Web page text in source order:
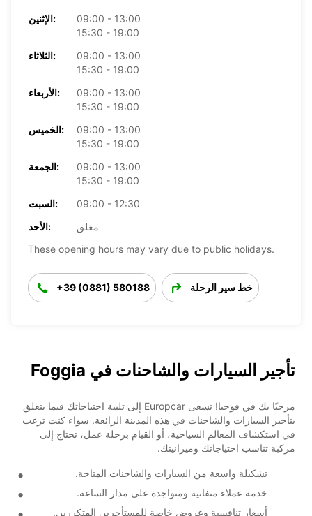
الإثنين:
09:00 - 13:00
15:30 - 19:00
الثلاثاء:
09:00 - 13:00
15:30 - 19:00
الأربعاء:
09:00 - 13:00
15:30 - 19:00
الخميس:
09:00 - 13:00
15:30 - 19:00
الجمعة:
09:00 - 13:00
15:30 - 19:00
السبت:
09:00 - 12:30
الأحد:
مغلق
These opening hours may vary due to public holidays.
+39 (0881) 580188 خط سير الرحلة
تأجير السيارات والشاحنات في Foggia
مرحبًا بك في فوجيا! تسعى Europcar إلى تلبية احتياجاتك فيما يتعلق
بتأجير السيارات والشاحنات في هذه المدينة الرائعة. سواء كنت ترغب
في استكشاف المعالم السياحية، أو القيام برحلة عمل، تحتاج إلى
مركبة تناسب احتياجاتك وميزانيتك.
تشكيلة واسعة من السيارات والشاحنات المتاحة.
خدمة عملاء متفانية ومتواجدة على مدار الساعة.
أسعار تنافسية وعروض خاصة للمستأجرين المتكررين.